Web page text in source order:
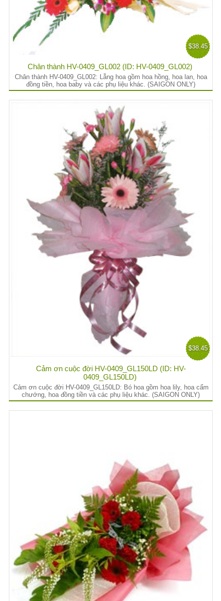
$38.45
Chân thành HV-0409_GL002 (ID: HV-0409_GL002)
Chân thành HV-0409_GL002: Lẵng hoa gồm hoa hồng, hoa lan, hoa
đồng tiền, hoa baby và các phụ liệu khác. (SAIGON ONLY)
$38.45
Cảm ơn cuộc đời HV-0409_GL150LD (ID: HV-
0409_GL150LD)
Cảm ơn cuộc đời HV-0409_GL150LD: Bó hoa gồm hoa lily, hoa cẩm
chướng, hoa đồng tiền và các phụ liệu khác. (SAIGON ONLY)